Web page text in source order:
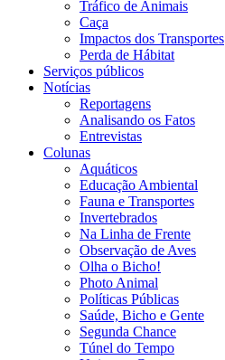
Tráfico de Animais
Caça
Impactos dos Transportes
Perda de Hábitat
Serviços públicos
Notícias
Reportagens
Analisando os Fatos
Entrevistas
Colunas
Aquáticos
Educação Ambiental
Fauna e Transportes
Invertebrados
Na Linha de Frente
Observação de Aves
Olha o Bicho!
Photo Animal
Políticas Públicas
Saúde, Bicho e Gente
Segunda Chance
Túnel do Tempo